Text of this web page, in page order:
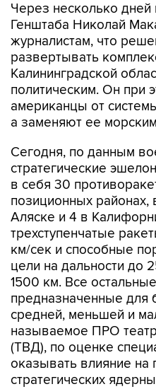
Через несколько дней
Генштаба Николай
журналистам, что
развертывать
Калининградской
политическим. Он при
американцы от
а заменяют ее
Сегодня, по данным
стратегические
в себя 30
позиционных районах,
Аляске и 4 в
трехступенчатые
км/сек и способные
цели на дальности до
1500 км. Все
предназначенные для
средней, меньшей и
называемое ПРО
(ТВД), по оценке
оказывать влияние на
стратегических